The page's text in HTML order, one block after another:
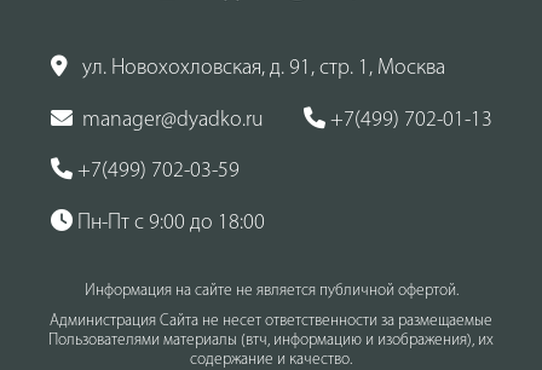
ул. Новохохловская, д. 91, стр. 1, Москва
manager@dyadko.ru +7(499) 702-01-13
+7(499) 702-03-59
Пн-Пт с 9:00 до 18:00
Информация на сайте не является публичной офертой.
Администрация Сайта не несет ответственности за размещаемые
Пользователями материалы (втч, информацию и изображения), их
содержание и качество.